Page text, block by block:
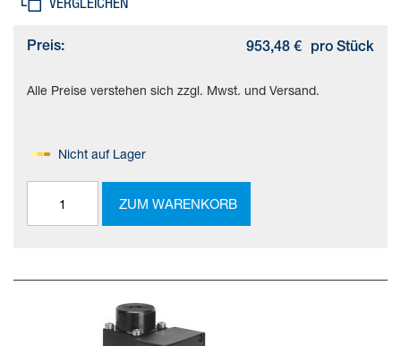
Preis: 953,48 € pro Stück
Alle Preise verstehen sich zzgl. Mwst. und Versand.
Nicht auf Lager
ZUM WARENKORB